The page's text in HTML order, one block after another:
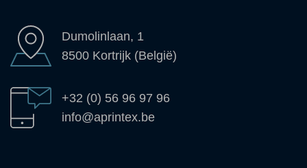
Dumolinlaan, 1
8500 Kortrijk (België)
+32 (0) 56 96 97 96
info@aprintex.be